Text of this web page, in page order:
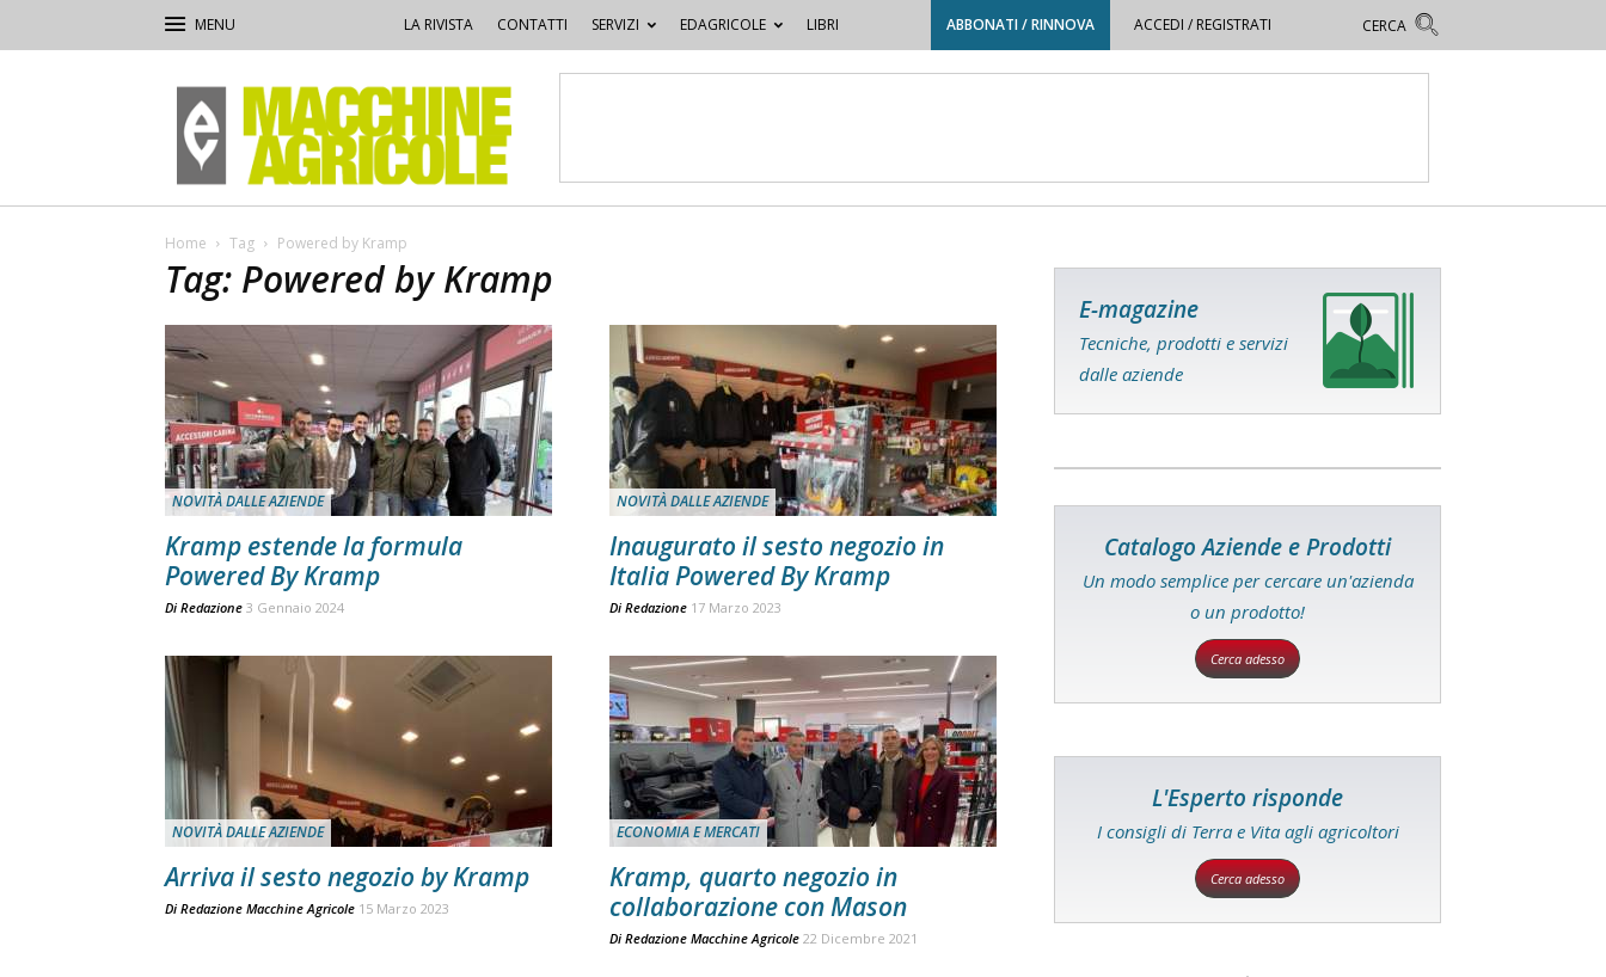
LA RIVISTA CONTATTI SERVIZI EDAGRICOLE LIBRI ABBONATI / RINNOVA ACCEDI / REGISTRATI
Macchine
Agricole
Home Tag Powered by Kramp
Tag: Powered by Kramp
NOVITÀ DALLE AZIENDE
Kramp estende la formula
Powered By Kramp
Di Redazione 3 Gennaio 2024
NOVITÀ DALLE AZIENDE
Inaugurato il sesto negozio in
Italia Powered By Kramp
Di Redazione 17 Marzo 2023
NOVITÀ DALLE AZIENDE
Arriva il sesto negozio by Kramp
Di Redazione Macchine Agricole 15 Marzo 2023
ECONOMIA E MERCATI
Kramp, quarto negozio in
collaborazione con Mason
Di Redazione Macchine Agricole 22 Dicembre 2021
E-magazine
Tecniche, prodotti e servizi
dalle aziende
Catalogo Aziende e Prodotti
Un modo semplice per cercare un'azienda
o un prodotto!
Cerca adesso
L'Esperto risponde
I consigli di Terra e Vita agli agricoltori
Cerca adesso